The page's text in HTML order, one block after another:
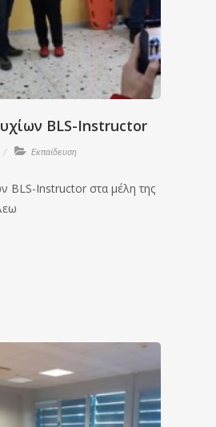
BLS-Instructor
Εκπαίδευση
BLS-Instructor στα μέλη της